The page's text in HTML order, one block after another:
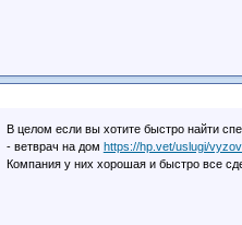
В целом если вы хотите быстро найти
- ветврач на дом https://hp.vet/uslugi/
Компания у них хорошая и быстро все